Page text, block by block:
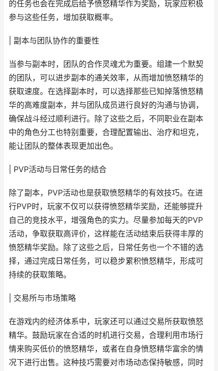
的任务也会在完成后给予愤怒精华作为奖励，玩家应积极
参与这些任务，增加获取概率。
| 副本与团队协作的重要性
当参与副本时，团队的合作灵魂尤为重要。组建一个默契
的团队，可以进步副本的通关效率，从而增加愤怒精华的
获取速度。在选择副本时，可以选择那些已知掉落愤怒精
华的高难度副本，并与团队成员进行良好的沟通与协调，
确保战斗经过顺利进行。除了这些之后，不同职业在副本
中的角色分工也特别重要，合理配置输出、治疗和坦克，
能让团队的整体表现更加出色。
| PVP活动与日常任务的结合
除了副本，PVP活动也是获取愤怒精华的有效技巧。在进
行PVP时，玩家不仅可以获得愤怒精华奖励，还能够提升
自己的竞技水平，增强角色的实力。尽量参加每天的PVP
活动，争取获取高评价，这样能在活动结束后获得丰厚的
愤怒精华奖励。除了这些之后，日常任务也一个不错的选
择，通过完成日常任务，可以稳步累积愤怒精华，形成可
持续的获取策略。
| 交易所与市场策略
在游戏内的经济体系中，玩家还可以通过交易所获取愤怒
精华。鼓励玩家在合适的时机进行交易，合理利用市场行
情来购买低价的愤怒精华，或者在自身愤怒精华富余的情
况下进行出售。这种技巧需要对市场动态保持敏感，同时